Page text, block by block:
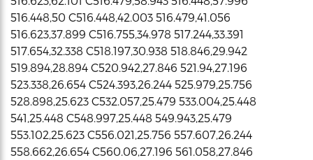
516.448,50 C516.448,42.003 516.479,41.056
516.623,37.899 C516.755,34.978 517.244,33.391
517.654,32.338 C518.197,30.938 518.846,29.942
519.894,28.894 C520.942,27.846 521.94,27.196
523.338,26.654 C524.393,26.244 525.979,25.756
528.898,25.623 C532.057,25.479 533.004,25.448
541,25.448 C548.997,25.448 549.943,25.479
553.102,25.623 C556.021,25.756 557.607,26.244
558.662,26.654 C560.06,27.196 561.058,27.846